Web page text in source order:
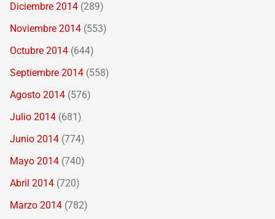
Diciembre 2014 (289)
Noviembre 2014 (553)
Octubre 2014 (644)
Septiembre 2014 (558)
Agosto 2014 (576)
Julio 2014 (681)
Junio 2014 (774)
Mayo 2014 (740)
Abril 2014 (720)
Marzo 2014 (782)